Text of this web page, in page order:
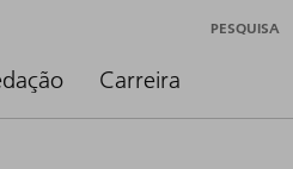
Carreira
PESQUISA